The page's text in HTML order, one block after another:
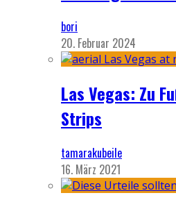
bori
20. Februar 2024
Las Vegas: Zu
Strips
tamarakubeile
16. März 2021